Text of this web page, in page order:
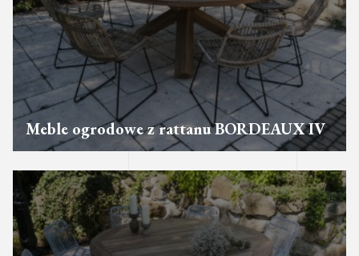
Meble ogrodowe z rattanu BORDEAUX IV